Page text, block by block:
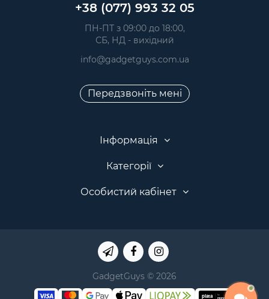
+38 (077) 993 32 05
ПН-ПТ з 09:00 до 18:00,
СБ, НД - вихідний
info@gadgetguys.com.ua
Передзвоніть мені
Інформація
Категорії
Особистий кабінет
GadgetGuys © 2026